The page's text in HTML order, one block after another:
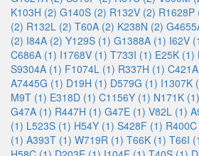
K103H (2) G140S (2) R132V (2) R1628P
(2) R132L (2) T60A (2) K238N (2)
(2) I84A (2) Y129S (1) G1388A (1) I62V
C686A (1) I1768V (1) T733I (1) E25K (1)
S9304A (1) F1074L (1) R337H (1)
A7445G (1) D19H (1) D579G (1) I1307K
M9T (1) E318D (1) C1156Y (1) N171K (1)
G47A (1) R447H (1) G47E (1) V82L (1)
(1) L523S (1) H54Y (1) S428F (1)
(1) A393T (1) W719R (1) T66K (1) T66I